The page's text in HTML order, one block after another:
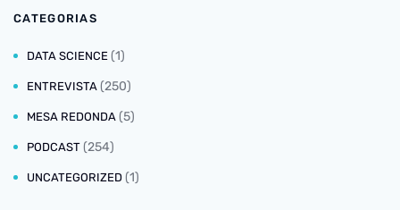
CATEGORIAS
DATA SCIENCE (1)
ENTREVISTA (250)
MESA REDONDA (5)
PODCAST (254)
UNCATEGORIZED (1)